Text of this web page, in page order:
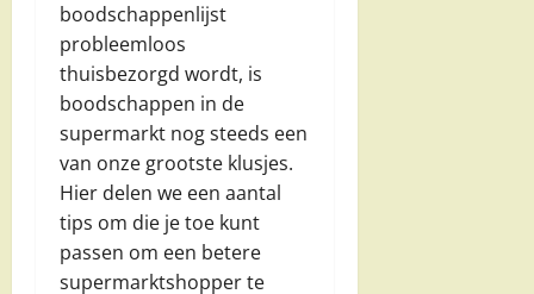
boodschappenlijst
probleemloos
thuisbezorgd wordt, is
boodschappen in de
supermarkt nog steeds een
van onze grootste klusjes.
Hier delen we een aantal
tips om die je toe kunt
passen om een betere
supermarktshopper te